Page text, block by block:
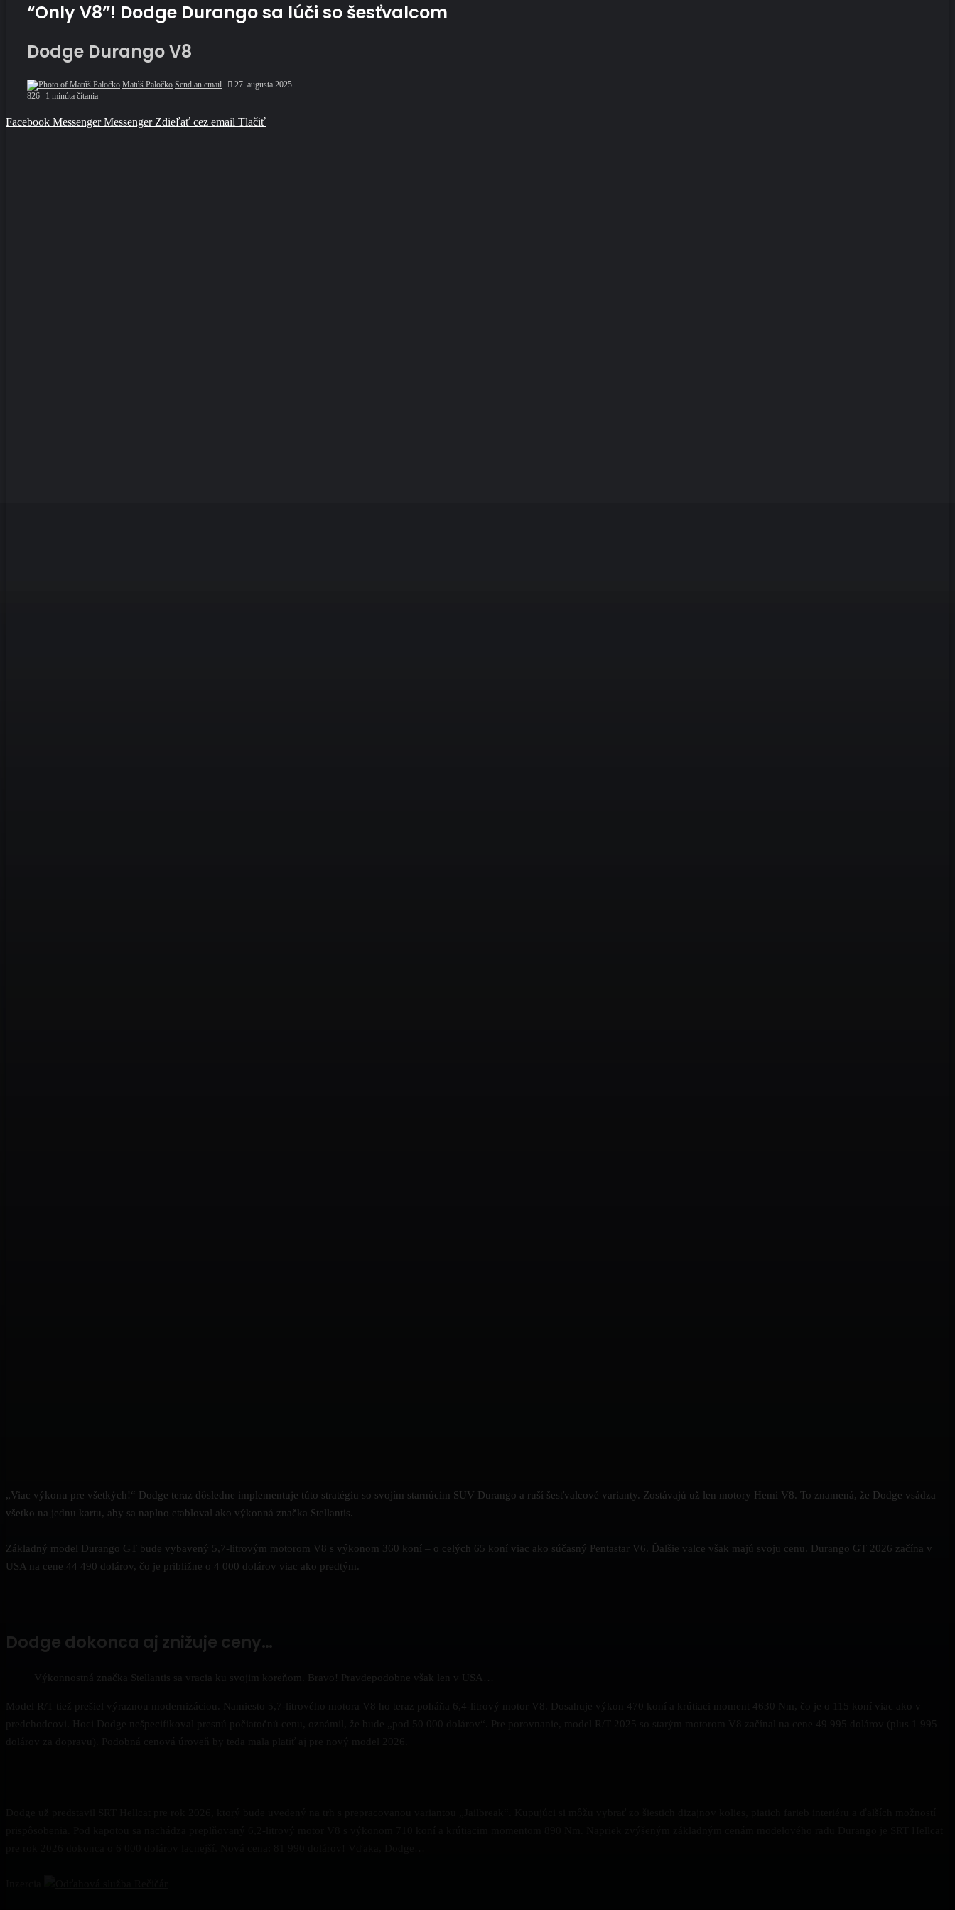
“Only V8”! Dodge Durango sa lúči so šesťvalcom
Dodge Durango V8
Matúš Paločko Send an email
27. augusta 2025
826
1 minúta čítania
Facebook Messenger Messenger Zdieľať cez email Tlačiť
„Viac výkonu pre všetkých!“ Dodge teraz dôsledne implementuje túto stratégiu so svojím starnúcim SUV Durango a ruší šesťvalcové varianty. Zostávajú už len motory Hemi V8. To znamená, že Dodge vsádza
všetko na jednu kartu, aby sa naplno etabloval ako výkonná značka Stellantis.
Základný model Durango GT bude vybavený 5,7-litrovým motorom V8 s výkonom 360 koní – o celých 65 koní viac ako súčasný Pentastar V6. Ďalšie valce však majú svoju cenu. Durango GT 2026 začína v
USA na cene 44 490 dolárov, čo je približne o 4 000 dolárov viac ako predtým.
Dodge dokonca aj znižuje ceny…
Výkonnostná značka Stellantis sa vracia ku svojim koreňom. Bravo! Pravdepodobne však len v USA…
Model R/T tiež prešiel výraznou modernizáciou. Namiesto 5,7-litrového motora V8 ho teraz poháňa 6,4-litrový motor V8. Dosahuje výkon 470 koní a krútiaci moment 4630 Nm, čo je o 115 koní viac ako v